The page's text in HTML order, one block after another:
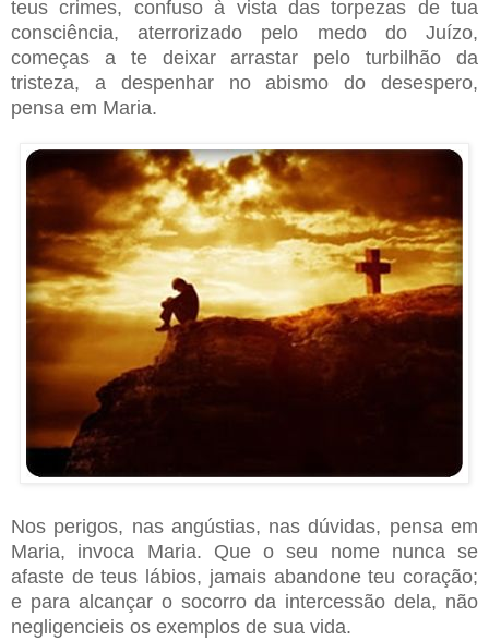
teus crimes, confuso à vista das torpezas de tua
consciência, aterrorizado pelo medo do Juízo,
começas a te deixar arrastar pelo turbilhão da
tristeza, a despenhar no abismo do desespero,
pensa em Maria.
Nos perigos, nas angústias, nas dúvidas, pensa em
Maria, invoca Maria. Que o seu nome nunca se
afaste de teus lábios, jamais abandone teu coração;
e para alcançar o socorro da intercessão dela, não
negligencieis os exemplos de sua vida.